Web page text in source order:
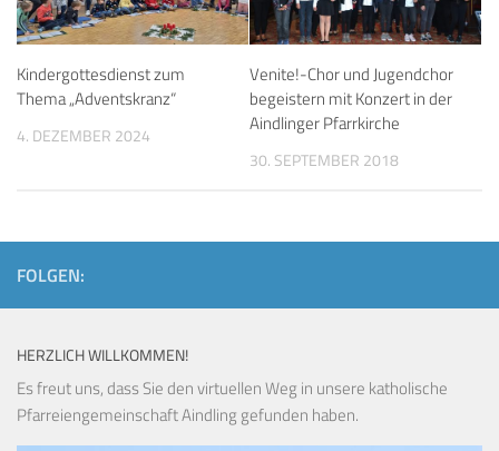
Kindergottesdienst zum
Thema „Adventskranz“
4. DEZEMBER 2024
Venite!-Chor und Jugendchor
begeistern mit Konzert in der
Aindlinger Pfarrkirche
30. SEPTEMBER 2018
FOLGEN:
HERZLICH WILLKOMMEN!
Es freut uns, dass Sie den virtuellen Weg in unsere katholische
Pfarreiengemeinschaft Aindling gefunden haben.